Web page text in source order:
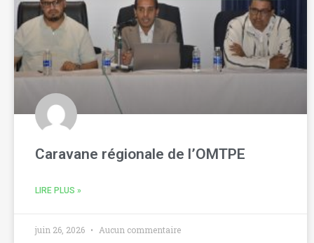
Caravane régionale de l’OMTPE
LIRE PLUS »
juin 26, 2026 Aucun commentaire